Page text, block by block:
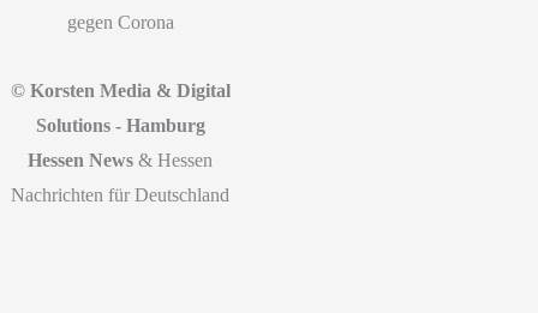
gegen Corona
© Korsten Media & Digital
Solutions - Hamburg
Hessen News & Hessen
Nachrichten für Deutschland